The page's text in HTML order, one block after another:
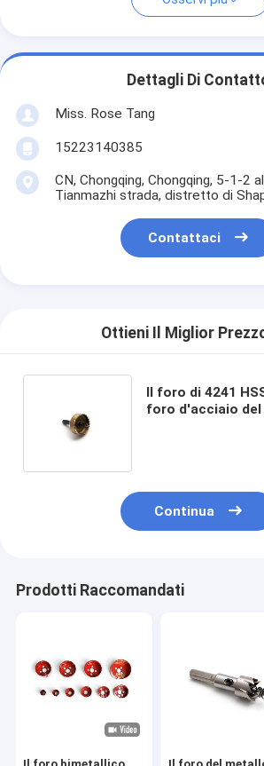
Dettagli Di
Miss. Rose Tang
15223140385
CN, Chongqing, Chongqing, 5-1-2
Tianmazhi strada, distretto di
Contattaci
Ottieni Il Miglior
Il foro di 4241
foro d'acciaio del
Continua
Prodotti Raccomandati